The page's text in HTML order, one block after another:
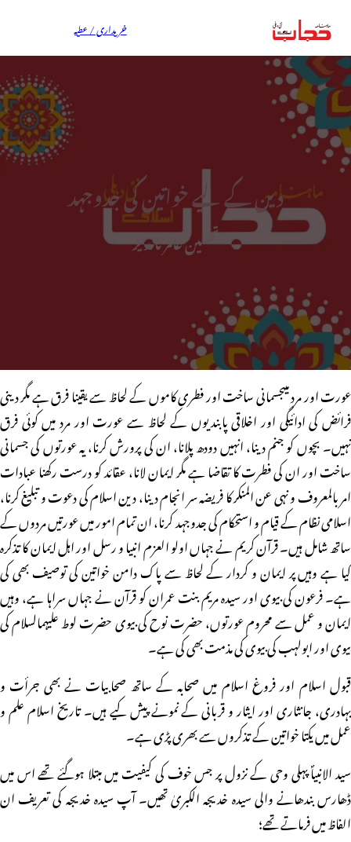
خریداری / عطیہ
دین کے لیے خواتین کی جدوجہد
تحسین عامر ناندیڑ
عورت اور مرد میںجسمانی ساخت اور فطری کاموں کے لحاظ سے یقینا فرق ہے مگر دینی
فرائض کی ادائیگی اور اخلاقی پابندیوں کے لحاظ سے عورت اور مرد میں کوئی فرق
نہیں۔ بچوں کو جنم دینا، انہیں دودھ پلانا، ان کی پرورش کرنا، یہ عورتوں کی جسمانی
ساخت اور ان کی فطرت کا تقاضا ہے مگر ایمان لانا، عقائد کو درست رکھنا عبادات
امر بالمعروف و نہی عن المنکر کا فریضہ سر انجام دینا، دین اسلام کی دعوت و تبلیغ کرنا،
اسلامی نظام کے قیام و استحکام کی جدوجہد کرنا، ان تمام امور میں عورتیں مردوں کے
ساتھ شامل ہیں۔ قرآن کریم نے جہاں اولو العزم انبیا و رسل اور اہل ایمان کا تذکرہ
کیا ہے وہیں پر ایمان و کردار کے لحاظ سے پاک دامن خواتین کی توصیف بھی کی
ہے۔ فرعون کی بیوی اور سیدہ مریم بنت عمران کو قرآن نے جہاں سراہا ہے، وہیں
ایمان و عمل سے محروم عورتوں، حضرت نوح کی بیوی حضرت لوط علیہمالسلام کی
بیوی اور ابولہب کی بیوی کی مذمت بھی کی ہے۔
قبول اسلام اور فروغ اسلام میں صحابہ کے ساتھ صحابیات نے بھی جرأت و
بہادری، جانثاری اور ایثار و قربانی کے نمونے پیش کیے ہیں۔ تاریخ اسلام علم و
عمل میں یکتا خواتین کے تذکروں سے بھری پڑی ہے۔
سید الانبیاؐ پہلی وحی کے نزول پر جس خوف کی کیفیت میں مبتلا ہوگئے تھے اس میں
ڈھارس بندھانے والی سیدہ خدیجہ الکبریٰ تھیں۔ آپ سیدہ خدیجہ کی تعریف ان
الفاظ میں فرماتے تھے؛